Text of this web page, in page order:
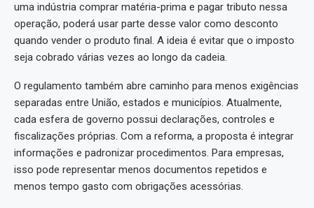
uma indústria comprar matéria-prima e pagar tributo nessa
operação, poderá usar parte desse valor como desconto
quando vender o produto final. A ideia é evitar que o imposto
seja cobrado várias vezes ao longo da cadeia.
O regulamento também abre caminho para menos exigências
separadas entre União, estados e municípios. Atualmente,
cada esfera de governo possui declarações, controles e
fiscalizações próprias. Com a reforma, a proposta é integrar
informações e padronizar procedimentos. Para empresas,
isso pode representar menos documentos repetidos e
menos tempo gasto com obrigações acessórias.